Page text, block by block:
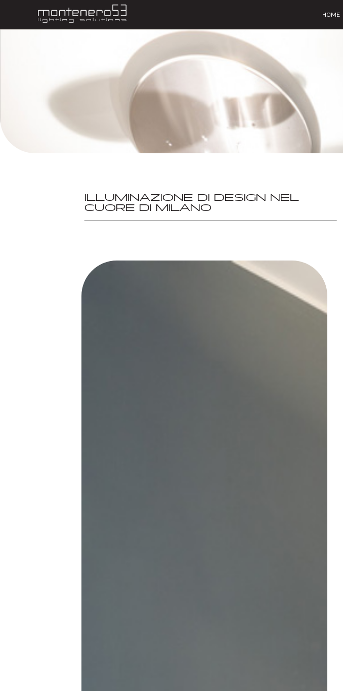
HOME
ILLUMINAZIONE DI DESIGN NEL
CUORE DI MILANO